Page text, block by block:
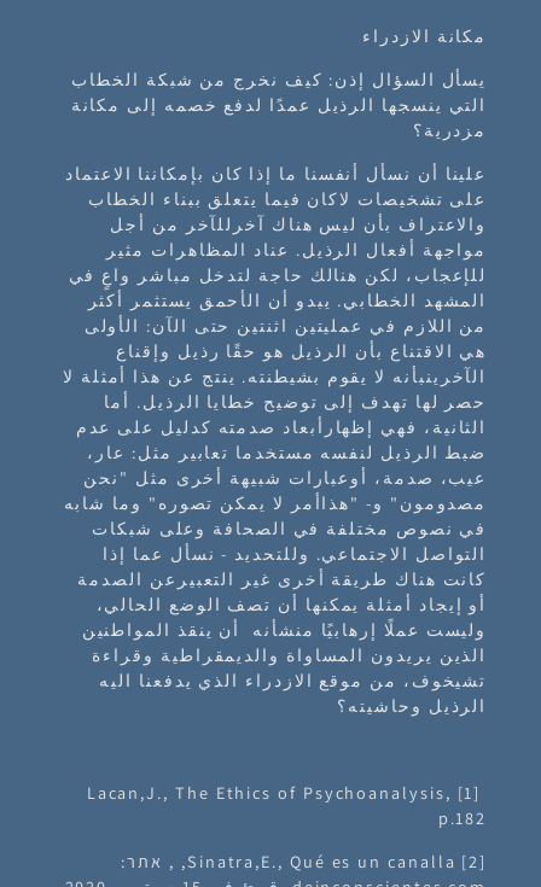
مكانة الازدراء
يسأل السؤال إذن: كيف نخرج من شبكة الخطاب
التي ينسجها الرذيل عمدًا لدفع خصمه إلى مكانة
مزدرية؟
علينا أن نسأل أنفسنا ما إذا كان بإمكاننا الاعتماد
على تشخيصات لاكان فيما يتعلق ببناء الخطاب
والاعتراف بأن ليس هناك آخرللآخر من أجل
مواجهة أفعال الرذيل. عناد المظاهرات مثير
للإعجاب، لكن هنالك حاجة لتدخل مباشر واعٍ في
المشهد الخطابي. يبدو أن الأحمق يستثمر أكثر
من اللازم في عمليتين اثنتين حتى الآن: الأولى
هي الاقتناع بأن الرذيل هو حقًا رذيل وإقناع
الآخرينبأنه لا يقوم بشيطنته. ينتج عن هذا أمثلة لا
حصر لها تهدف إلى توضيح خطايا الرذيل. أما
الثانية، فهي إظهارأبعاد صدمته كدليل على عدم
ضبط الرذيل لنفسه مستخدما تعابير مثل: عار،
عيب، صدمة، أوعبارات شبيهة أخرى مثل "نحن
مصدومون" و- "هذاأمر لا يمكن تصوره" وما شابه
في نصوص مختلفة في الصحافة وعلى شبكات
التواصل الاجتماعي. وللتحديد - نسأل عما إذا
كانت هناك طريقة أخرى غير التعبيرعن الصدمة
أو إيجاد أمثلة يمكنها أن تصف الوضع الحالي،
وليست عملًا إرهابيًا منشأنه أن ينقذ المواطنين
الذين يريدون المساواة والديمقراطية وقراءة
تشيخوف، من موقع الازدراء الذي يدفعنا اليه
الرذيل وحاشيته؟
[1] Lacan,J., The Ethics of Psychoanalysis,
p.182
[2] Sinatra,E., Qué es un canalla, , אתר: